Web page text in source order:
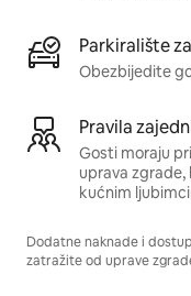
Parkiralište
Obezbijedite
Pravila
Gosti moraju
uprava zgrade,
kućnim
Dodatne naknade i
zatražite od uprave